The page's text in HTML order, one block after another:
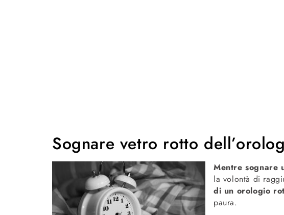
Sognare vetro rotto
Mentre sognare
la volontà di
di un orologio
paura.